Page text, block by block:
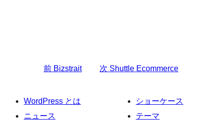
前 Bizstrait 次 Shuttle Ecommerce
WordPress とは
ニュース
ショーケース
テーマ